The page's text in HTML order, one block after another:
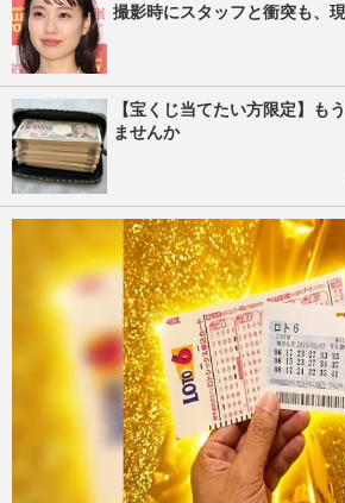
撮影時にスタッフと衝突も、
【宝くじ当てたい方限定】も
ませんか